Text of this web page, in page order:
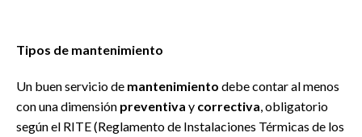
Tipos de mantenimiento
Un buen servicio de mantenimiento debe contar al menos
con una dimensión preventiva y correctiva , obligatorio
según el RITE (Reglamento de Instalaciones Térmicas de los